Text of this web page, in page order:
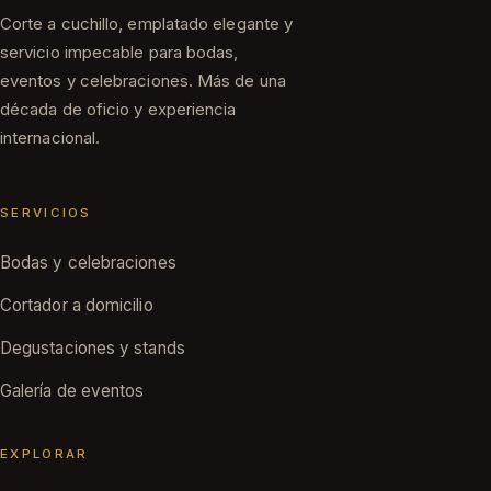
Corte a cuchillo, emplatado elegante y
servicio impecable para bodas,
eventos y celebraciones. Más de una
década de oficio y experiencia
internacional.
SERVICIOS
Bodas y celebraciones
Cortador a domicilio
Degustaciones y stands
Galería de eventos
EXPLORAR